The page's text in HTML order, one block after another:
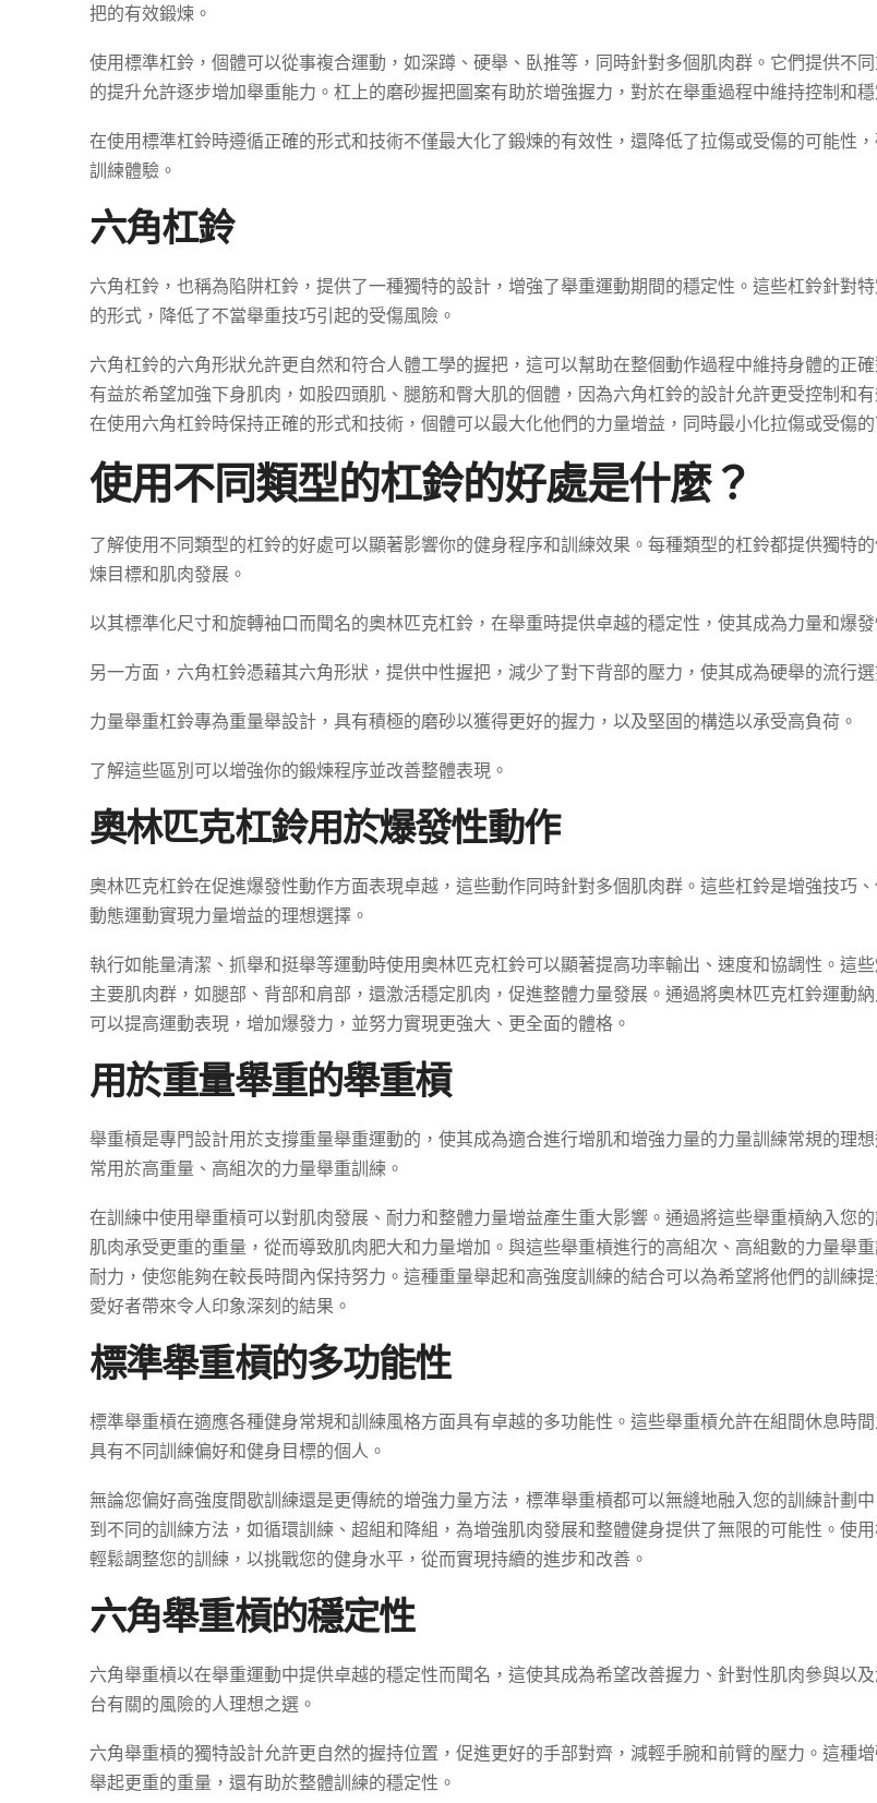
把的有效鍛煉。
使用標準杠鈴，個體可以從事複合運動，如深蹲、硬舉、臥推等，同時針對多個肌肉群。它們提供不
的提升允許逐步增加舉重能力。杠上的磨砂握把圖案有助於增強握力，對於在舉重過程中維持控制和穩
在使用標準杠鈴時遵循正確的形式和技術不僅最大化了鍛煉的有效性，還降低了拉傷或受傷的可能性
訓練體驗。
六角杠鈴
六角杠鈴，也稱為陷阱杠鈴，提供了一種獨特的設計，增強了舉重運動期間的穩定性。這些杠鈴針對
的形式，降低了不當舉重技巧引起的受傷風險。
六角杠鈴的六角形狀允許更自然和符合人體工學的握把，這可以幫助在整個動作過程中維持身體的正
有益於希望加強下身肌肉，如股四頭肌、腿筋和臀大肌的個體，因為六角杠鈴的設計允許更受控制和
在使用六角杠鈴時保持正確的形式和技術，個體可以最大化他們的力量增益，同時最小化拉傷或受傷的
使用不同類型的杠鈴的好處是什麼？
了解使用不同類型的杠鈴的好處可以顯著影響你的健身程序和訓練效果。每種類型的杠鈴都提供獨特
煉目標和肌肉發展。
以其標準化尺寸和旋轉袖口而聞名的奧林匹克杠鈴，在舉重時提供卓越的穩定性，使其成為力量和爆
另一方面，六角杠鈴憑藉其六角形狀，提供中性握把，減少了對下背部的壓力，使其成為硬舉的流行選
力量舉重杠鈴專為重量舉設計，具有積極的磨砂以獲得更好的握力，以及堅固的構造以承受高負荷。
了解這些區別可以增強你的鍛煉程序並改善整體表現。
奧林匹克杠鈴用於爆發性動作
奧林匹克杠鈴在促進爆發性動作方面表現卓越，這些動作同時針對多個肌肉群。這些杠鈴是增強技巧
動態運動實現力量增益的理想選擇。
執行如能量清潔、抓舉和挺舉等運動時使用奧林匹克杠鈴可以顯著提高功率輸出、速度和協調性。這
主要肌肉群，如腿部、背部和肩部，還激活穩定肌肉，促進整體力量發展。通過將奧林匹克杠鈴運動
可以提高運動表現，增加爆發力，並努力實現更強大、更全面的體格。
用於重量舉重的舉重槓
舉重槓是專門設計用於支撐重量舉重運動的，使其成為適合進行增肌和增強力量的力量訓練常規的理
常用於高重量、高組次的力量舉重訓練。
在訓練中使用舉重槓可以對肌肉發展、耐力和整體力量增益產生重大影響。通過將這些舉重槓納入您
肌肉承受更重的重量，從而導致肌肉肥大和力量增加。與這些舉重槓進行的高組次、高組數的力量舉
耐力，使您能夠在較長時間內保持努力。這種重量舉起和高強度訓練的結合可以為希望將他們的訓練
愛好者帶來令人印象深刻的結果。
標準舉重槓的多功能性
標準舉重槓在適應各種健身常規和訓練風格方面具有卓越的多功能性。這些舉重槓允許在組間休息時
具有不同訓練偏好和健身目標的個人。
無論您偏好高強度間歇訓練還是更傳統的增強力量方法，標準舉重槓都可以無縫地融入您的訓練計劃
到不同的訓練方法，如循環訓練、超組和降組，為增強肌肉發展和整體健身提供了無限的可能性。使
輕鬆調整您的訓練，以挑戰您的健身水平，從而實現持續的進步和改善。
六角舉重槓的穩定性
六角舉重槓以在舉重運動中提供卓越的穩定性而聞名，這使其成為希望改善握力、針對性肌肉參與以
台有關的風險的人理想之選。
六角舉重槓的獨特設計允許更自然的握持位置，促進更好的手部對齊，減輕手腕和前臂的壓力。這種
舉起更重的重量，還有助於整體訓練的穩定性。